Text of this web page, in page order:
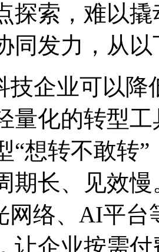
探索，难以
同发力，从
技企业可以降
量化的转型
“想转不敢转
期长、见效
网络、AI平
让企业按需